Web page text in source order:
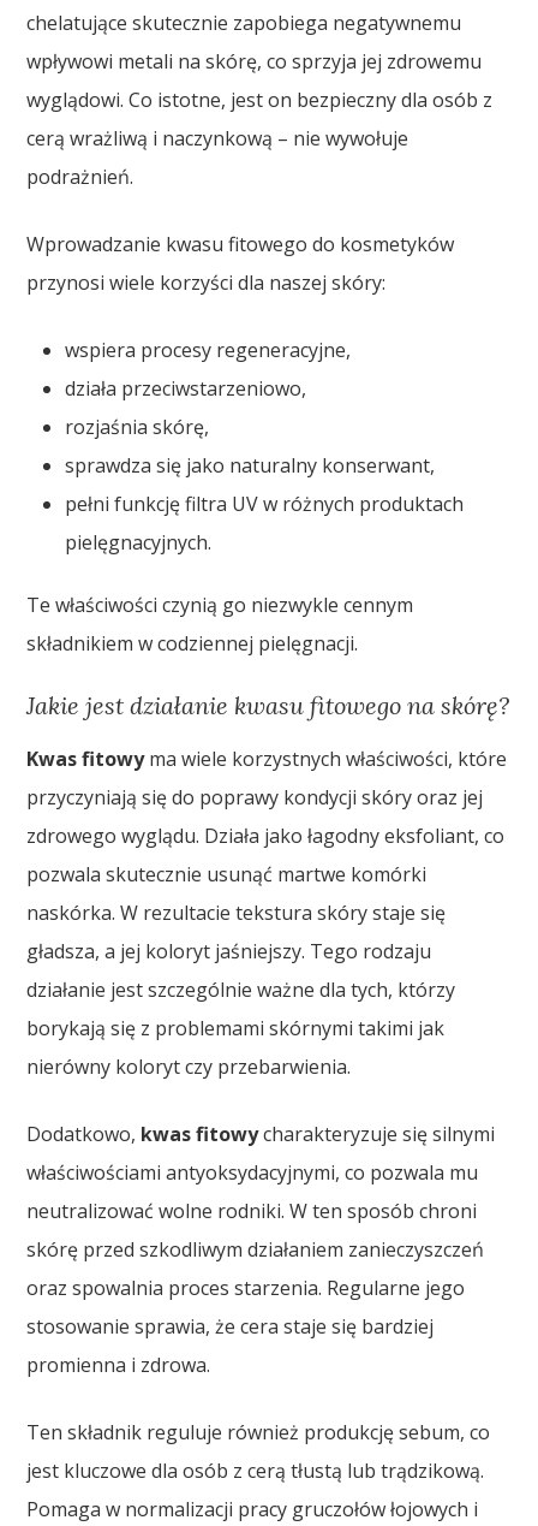
chelatujące skutecznie zapobiega negatywnemu
wpływowi metali na skórę, co sprzyja jej zdrowemu
wyglądowi. Co istotne, jest on bezpieczny dla osób z
cerą wrażliwą i naczynkową – nie wywołuje
podrażnień.
Wprowadzanie kwasu fitowego do kosmetyków
przynosi wiele korzyści dla naszej skóry:
wspiera procesy regeneracyjne,
działa przeciwstarzeniowo,
rozjaśnia skórę,
sprawdza się jako naturalny konserwant,
pełni funkcję filtra UV w różnych produktach
pielęgnacyjnych.
Te właściwości czynią go niezwykle cennym
składnikiem w codziennej pielęgnacji.
Jakie jest działanie kwasu fitowego na skórę?
Kwas fitowyma wiele korzystnych właściwości, które
przyczyniają się do poprawy kondycji skóry oraz jej
zdrowego wyglądu. Działa jako łagodny eksfoliant, co
pozwala skutecznie usunąć martwe komórki
naskórka. W rezultacie tekstura skóry staje się
gładsza, a jej koloryt jaśniejszy. Tego rodzaju
działanie jest szczególnie ważne dla tych, którzy
borykają się z problemami skórnymi takimi jak
nierówny koloryt czy przebarwienia.
Dodatkowo, kwas fitowycharakteryzuje się silnymi
właściwościami antyoksydacyjnymi, co pozwala mu
neutralizować wolne rodniki. W ten sposób chroni
skórę przed szkodliwym działaniem zanieczyszczeń
oraz spowalnia proces starzenia. Regularne jego
stosowanie sprawia, że cera staje się bardziej
promienna i zdrowa.
Ten składnik reguluje również produkcję sebum, co
jest kluczowe dla osób z cerą tłustą lub trądzikową.
Pomaga w normalizacji pracy gruczołów łojowych i